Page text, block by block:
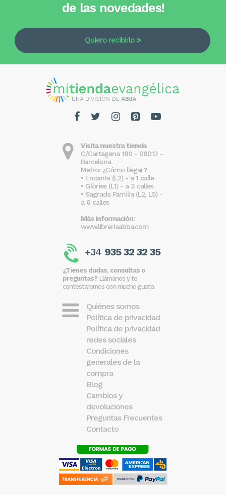
de las novedades!
Quiero recibirlo
Visita nuestra tienda
C/Cartagena 180 - 08013 -
Barcelona
Metro: ¿Cómo llegar?
• Encants (L2) - a 1 calle
• Glòries (L1) - a 3 calles
• Sagrada Familia (L2, L5) -
a 6 calles
Más información:
www.libreriaabba.com
+34 935 32 32 35
¿Tienes dudas, consultas o
preguntas? Llámanos y te
contestaremos con mucho gusto.
Quiénes somos
Política de privacidad
Política de privacidad
redes sociales
Condiciones
generales de la
compra
Blog
Cambios y
devoluciones
Preguntas Frecuentes
Contacto